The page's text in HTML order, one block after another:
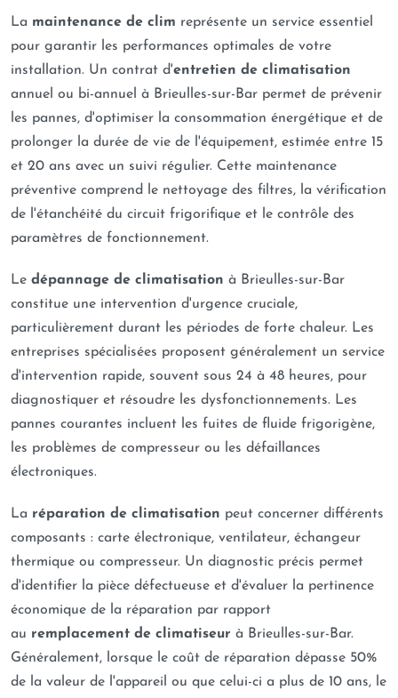
La maintenance de clim représente un service essentiel
pour garantir les performances optimales de votre
installation. Un contrat d'entretien de climatisation
annuel ou bi-annuel à Brieulles-sur-Bar permet de prévenir
les pannes, d'optimiser la consommation énergétique et de
prolonger la durée de vie de l'équipement, estimée entre 15
et 20 ans avec un suivi régulier. Cette maintenance
préventive comprend le nettoyage des filtres, la vérification
de l'étanchéité du circuit frigorifique et le contrôle des
paramètres de fonctionnement.
Le dépannage de climatisation à Brieulles-sur-Bar
constitue une intervention d'urgence cruciale,
particulièrement durant les périodes de forte chaleur. Les
entreprises spécialisées proposent généralement un service
d'intervention rapide, souvent sous 24 à 48 heures, pour
diagnostiquer et résoudre les dysfonctionnements. Les
pannes courantes incluent les fuites de fluide frigorigène,
les problèmes de compresseur ou les défaillances
électroniques.
La réparation de climatisation peut concerner différents
composants : carte électronique, ventilateur, échangeur
thermique ou compresseur. Un diagnostic précis permet
d'identifier la pièce défectueuse et d'évaluer la pertinence
économique de la réparation par rapport
au remplacement de climatiseur à Brieulles-sur-Bar.
Généralement, lorsque le coût de réparation dépasse 50%
de la valeur de l'appareil ou que celui-ci a plus de 10 ans, le